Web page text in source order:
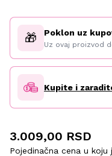
🎁 Poklon uz
Uz ovaj proizvod
Kupite i
3.009,00 RSD
Pojedinačna cena u